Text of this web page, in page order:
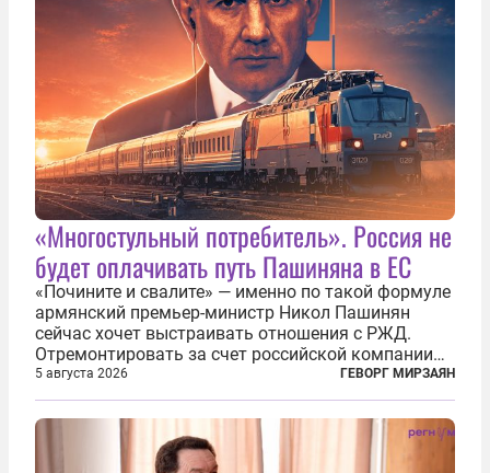
«Многостульный потребитель». Россия не
будет оплачивать путь Пашиняна в ЕС
«Почините и свалите» — именно по такой формуле
армянский премьер-министр Никол Пашинян
сейчас хочет выстраивать отношения с РЖД.
Отремонтировать за счет российской компании
железнодорожную инфраструктуру в районе
прохождения TRIPP (коридора, который должен
связать Азербайджан и Турцию через...
5 августа 2026 ГЕВОРГ МИРЗАЯН